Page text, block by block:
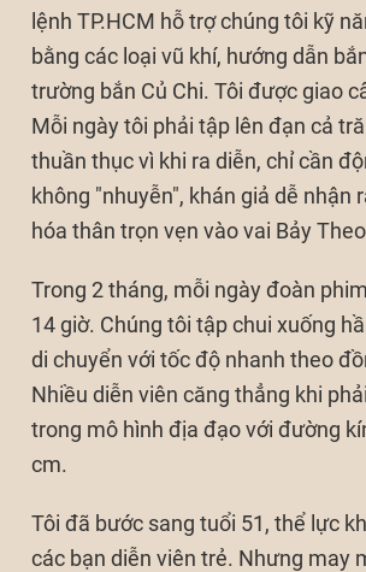
lệnh TP.HCM hỗ trợ chúng tôi kỹ
bằng các loại vũ khí, hướng dẫn
trường bắn Củ Chi. Tôi được giao
Mỗi ngày tôi phải tập lên đạn cả
thuần thục vì khi ra diễn, chỉ cần
không "nhuyễn", khán giả dễ nhận
hóa thân trọn vẹn vào vai Bảy
Trong 2 tháng, mỗi ngày đoàn
14 giờ. Chúng tôi tập chui xuống
di chuyển với tốc độ nhanh theo
Nhiều diễn viên căng thẳng khi
trong mô hình địa đạo với đường
cm.
Tôi đã bước sang tuổi 51, thể lực
các bạn diễn viên trẻ. Nhưng may